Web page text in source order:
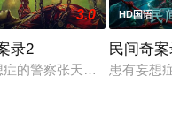
丧失的摄影师瑞真展开
3.0
录2
症的警察张天盛遇上一起离
HD国语
民间奇
患有妄想